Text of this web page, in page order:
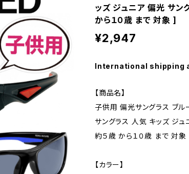
ッズ ジュニア 偏光 サン
から１０歳 まで 対象 ]
¥2,947
International shipping
【商品名】
子供用 偏光サングラス ブル
サングラス 人気 キッズ ジ
約５歳 から１０歳 まで 対象
【カラー】